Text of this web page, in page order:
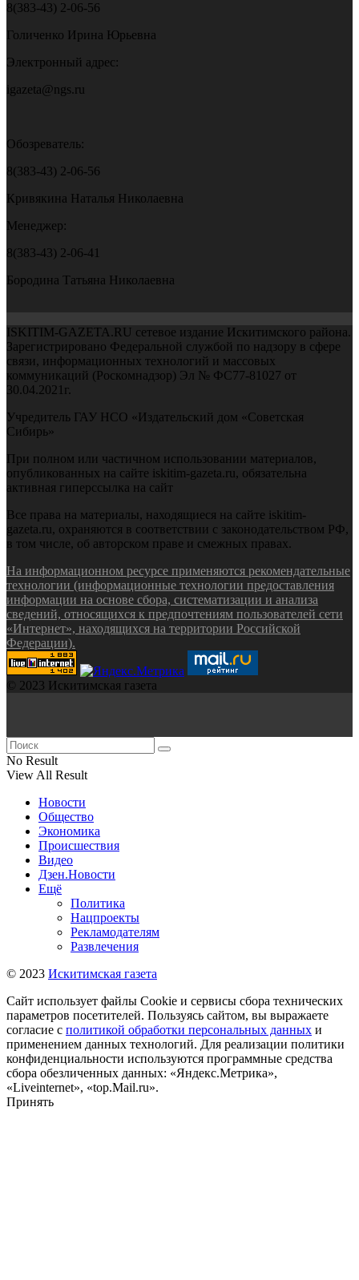
8(383-43) 2-06-56
Голиченко Ирина Юрьевна
Электронный адрес:
igazeta@ngs.ru
Обозреватель:
8(383-43) 2-06-56
Кривякина Наталья Николаевна
Менеджер:
8(383-43) 2-06-41
Бородина Татьяна Николаевна
ISKITIM-GAZETA.RU сетевое издание Искитимского района.
Зарегистрировано Федеральной службой по надзору в сфере
связи, информационных технологий и массовых
коммуникаций (Роскомнадзор) Эл № ФС77-81027 от
30.04.2021г.
Учредитель ГАУ НСО «Издательский дом «Советская
Сибирь»
При полном или частичном использовании материалов,
опубликованных на сайте iskitim-gazeta.ru, обязательна
активная гиперссылка на сайт
Все права на материалы, находящиеся на сайте iskitim-
gazeta.ru, охраняются в соответствии с законодательством РФ,
в том числе, об авторском праве и смежных правах.
На информационном ресурсе применяются рекомендательные
технологии (информационные технологии предоставления
информации на основе сбора, систематизации и анализа
сведений, относящихся к предпочтениям пользователей сети
«Интернет», находящихся на территории Российской
Федерации).
© 2023 Искитимская газета
No Result
View All Result
Новости
Общество
Экономика
Происшествия
Видео
Дзен.Новости
Ещё
Политика
Нацпроекты
Рекламодателям
Развлечения
© 2023 Искитимская газета
Сайт использует файлы Cookie и сервисы сбора технических
параметров посетителей. Пользуясь сайтом, вы выражаете
согласие с политикой обработки персональных данных и
применением данных технологий. Для реализации политики
конфиденциальности используются программные средства
сбора обезличенных данных: «Яндекс.Метрика»,
«Liveinternet», «top.Mail.ru».
Принять